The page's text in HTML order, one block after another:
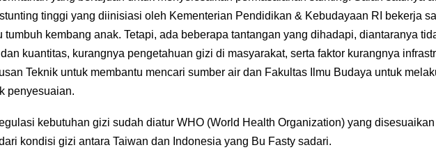
tinggi yang diinisiasi oleh Kementerian Pendidikan & Kebudayaan RI bekerja
tumbuh kembang anak. Tetapi, ada beberapa tantangan yang dihadapi, diantaranya
kuantitas, kurangnya pengetahuan gizi di masyarakat, serta faktor kurangnya
Teknik untuk membantu mencari sumber air dan Fakultas Ilmu Budaya untuk
penyesuaian.
kebutuhan gizi sudah diatur WHO (World Health Organization) yang
kondisi gizi antara Taiwan dan Indonesia yang Bu Fasty sadari.